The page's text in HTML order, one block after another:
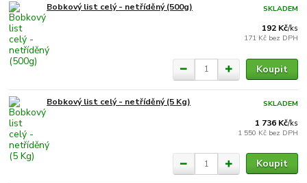
Bobkový list celý - netříděný (500g)
192 Kč/ks
171 Kč bez DPH
SKLADEM
Koupit
Bobkový list celý - netříděný (5 Kg)
1 736 Kč/ks
1 550 Kč bez DPH
SKLADEM
Koupit